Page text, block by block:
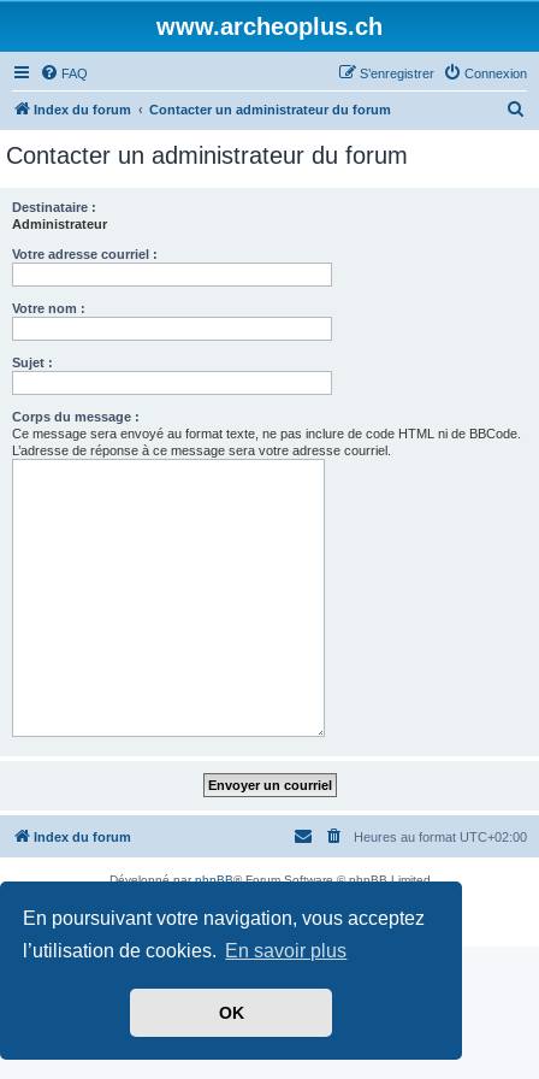
En poursuivant votre navigation, vous acceptez
l’utilisation de cookies. En savoir plus
OK
www.archeoplus.ch
FAQ Connexion
S’enregistrer
Index du forum Contacter un administrateur du forum
Contacter un administrateur du forum
Destinataire :
Administrateur
Votre adresse courriel :
Votre nom :
Sujet :
Corps du message :
Ce message sera envoyé au format texte, ne pas inclure de code HTML ni de BBCode.
L’adresse de réponse à ce message sera votre adresse courriel.
Index du forum Heures au format UTC+02:00
Développé parphpBB® Forum Software © phpBB Limited
Confidentialité| Conditions